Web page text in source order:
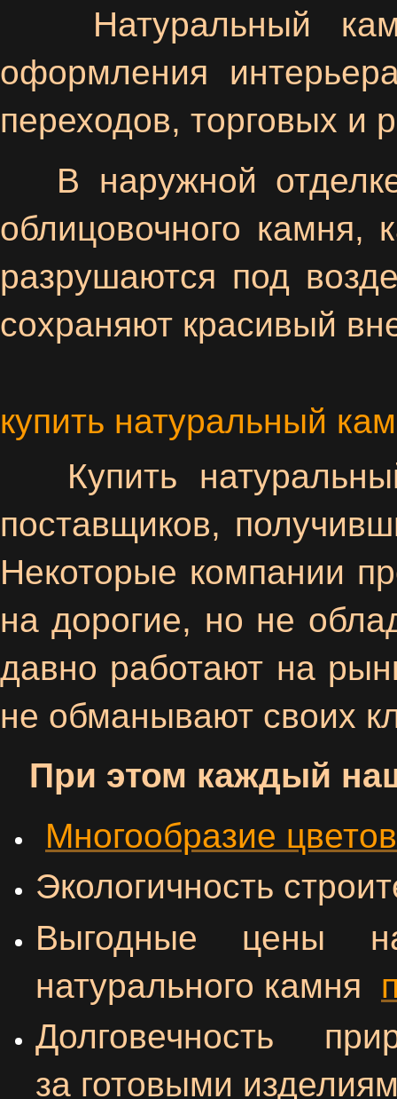
Натуральный
оформления
переходов, торговых и
В наружной отделке
облицовочного камня,
разрушаются под
сохраняют красивый
купить натуральный
Купить
поставщиков,
Некоторые компании
на дорогие, но не
давно работают на
не обманывают своих
При этом каждый
Многообразие
Экологичность
Выгодные цены
натурального камня
Долговечность
за готовыми